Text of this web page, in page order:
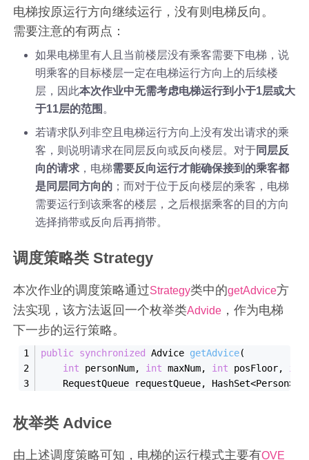
电梯按原运行方向继续运行，没有则电梯反向。
需要注意的有两点：
如果电梯里有人且当前楼层没有乘客需要下电梯，说
明乘客的目标楼层一定在电梯运行方向上的后续楼
层，因此本次作业中无需考虑电梯运行到小于1层或大
于11层的范围 。
若请求队列非空且电梯运行方向上没有发出请求的乘
客，则说明请求在同层反向或反向楼层。对于同层反
向的请求 ，电梯需要反向运行才能确保接到的乘客都
是同层同方向的 ；而对于位于反向楼层的乘客，电梯
需要运行到该乘客的楼层，之后根据乘客的目的方向
选择捎带或反向后再捎带。
调度策略类 Strategy
本次作业的调度策略通过Strategy类中的getAdvice方
法实现，该方法返回一个枚举类Advide ，作为电梯
下一步的运行策略。
public synchronized Advice getAdvice(
int personNum, int maxNum, int posFloor, int
RequestQueue requestQueue, HashSet<Person>
枚举类 Advice
由上述调度策略可知，电梯的运行模式主要有OVE